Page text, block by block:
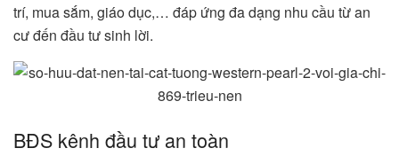
trí, mua sắm, giáo dục,… đáp ứng đa dạng nhu cầu từ an
cư đến đầu tư sinh lời.
BĐS kênh đầu tư an toàn